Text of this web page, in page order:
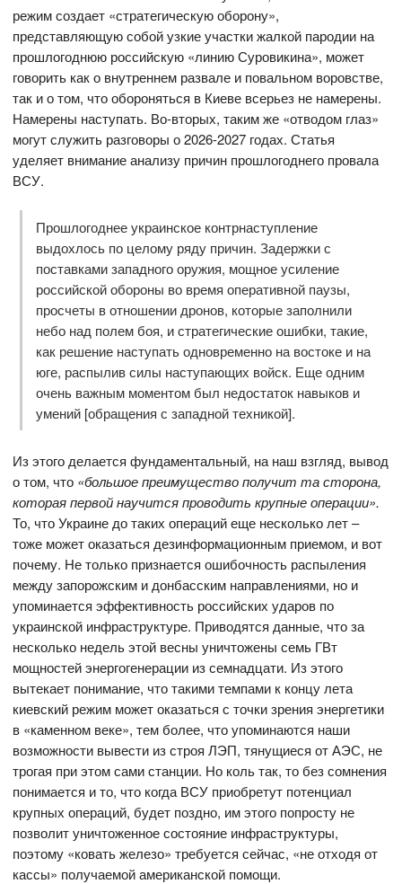
режим создает «стратегическую оборону»,
представляющую собой узкие участки жалкой пародии на
прошлогоднюю российскую «линию Суровикина», может
говорить как о внутреннем развале и повальном воровстве,
так и о том, что обороняться в Киеве всерьез не намерены.
Намерены наступать. Во-вторых, таким же «отводом глаз»
могут служить разговоры о 2026-2027 годах. Статья
уделяет внимание анализу причин прошлогоднего провала
ВСУ.
Прошлогоднее украинское контрнаступление
выдохлось по целому ряду причин. Задержки с
поставками западного оружия, мощное усиление
российской обороны во время оперативной паузы,
просчеты в отношении дронов, которые заполнили
небо над полем боя, и стратегические ошибки, такие,
как решение наступать одновременно на востоке и на
юге, распылив силы наступающих войск. Еще одним
очень важным моментом был недостаток навыков и
умений [обращения с западной техникой].
Из этого делается фундаментальный, на наш взгляд, вывод
о том, что «большое преимущество получит та сторона,
которая первой научится проводить крупные операции».
То, что Украине до таких операций еще несколько лет –
тоже может оказаться дезинформационным приемом, и вот
почему. Не только признается ошибочность распыления
между запорожским и донбасским направлениями, но и
упоминается эффективность российских ударов по
украинской инфраструктуре. Приводятся данные, что за
несколько недель этой весны уничтожены семь ГВт
мощностей энергогенерации из семнадцати. Из этого
вытекает понимание, что такими темпами к концу лета
киевский режим может оказаться с точки зрения энергетики
в «каменном веке», тем более, что упоминаются наши
возможности вывести из строя ЛЭП, тянущиеся от АЭС, не
трогая при этом сами станции. Но коль так, то без сомнения
понимается и то, что когда ВСУ приобретут потенциал
крупных операций, будет поздно, им этого попросту не
позволит уничтоженное состояние инфраструктуры,
поэтому «ковать железо» требуется сейчас, «не отходя от
кассы» получаемой американской помощи.